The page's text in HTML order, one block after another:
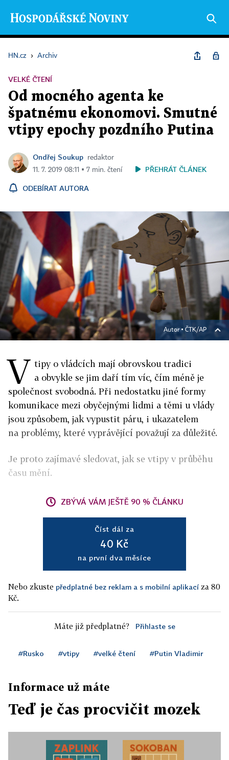
HN.cz › Archiv
VELKÉ ČTENÍ
Od mocného agenta ke
špatnému ekonomovi. Smutné
vtipy epochy pozdního Putina
Ondřej Soukup
redaktor
11. 7. 2019 08:11 ▪ 7 min. čtení
PŘEHRÁT ČLÁNEK
ODEBÍRAT AUTORA
Autor ▪ ČTK/AP
V tipy o vládcích mají obrovskou tradici
a obvykle se jim daří tím víc, čím méně je
společnost svobodná. Při nedostatku jiné formy
komunikace mezi obyčejnými lidmi a těmi u vlády
jsou způsobem, jak vypustit páru, i ukazatelem
na problémy, které vyprávějící považují za důležité.
Je proto zajímavé sledovat, jak se vtipy v průběhu
času mění.
ZBÝVÁ VÁM JEŠTĚ 90 % ČLÁNKU
Číst dál za
40 Kč
na první dva měsíce
Nebo zkuste předplatné bez reklam a s mobilní aplikací za 80
Kč.
Máte již předplatné? Přihlaste se
#Rusko #vtipy #velké čtení #Putin Vladimir
Informace už máte
Teď je čas procvičit mozek